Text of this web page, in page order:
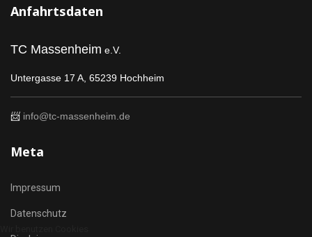
Anfahrtsdaten
TC Massenheim e.V.
Untergasse 17 A, 65239 Hochheim
📨 info@tc-massenheim.de
Meta
Impressum
Datenschutz